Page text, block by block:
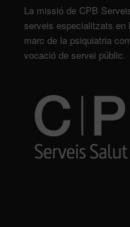
La missió de CPB
serveis especialitzats en
marc de la psiquiatria
vocació de servei públic.